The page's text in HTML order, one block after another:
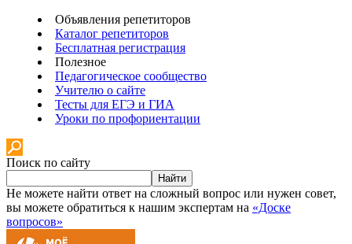
Объявления репетиторов
Каталог репетиторов
Бесплатная регистрация
Полезное
Педагогическое сообщество
Учителю о сайте
Тесты для ЕГЭ и ГИА
Уроки по профориентации
Поиск по сайту
Найти
Не можете найти ответ на сложный вопрос или нужен совет,
вы можете обратиться к нашим экспертам на «Доске
вопросов»